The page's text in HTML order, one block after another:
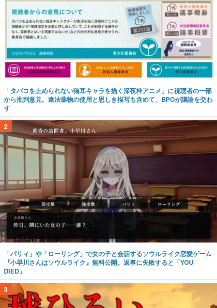
「タバコを止められない猫耳キャラを描く深夜枠アニメ」に視聴者の一部
から批判意見。違法薬物の使用と思しき描写も含めて、BPOが議論を交わ
す
2
「パリィ」や「ローリング」で女の子と会話するソウルライク恋愛ゲーム
『小早川さんはソウルライク』無料公開。返事に失敗すると「YOU
DIED」
3